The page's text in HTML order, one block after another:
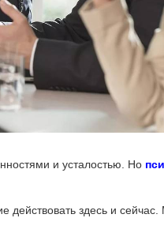
и усталостью. Но
действовать здесь и